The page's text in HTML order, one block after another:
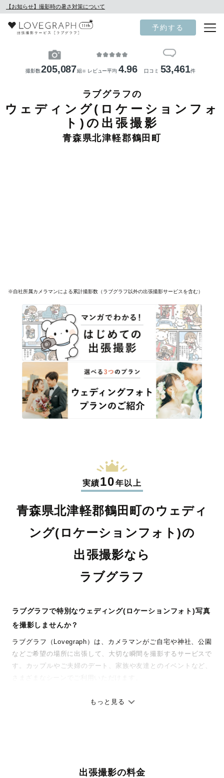
【お知らせ】撮影時の暑さ対策について
予約する
撮影数205,087組 ※ レビュー平均 4.96 口コミ 53,461件
ラブグラフの
ウェディング(ロケーションフォ
ト)の出張撮影
青森県北津軽郡鶴田町
※自社所属カメラマンによる累計撮影数（ラブグラフ以外の出張撮影サービスを含む）
実績10年以上
青森県北津軽郡鶴田町のウェディ
ング(ロケーションフォト)の
出張撮影なら
ラブグラフ
ラブグラフで特別なウェディング(ロケーションフォト)写真
を撮影しませんか？
ラブグラフ（Lovegraph）は、カメラマンがご自宅や神社、公園
などご希望の場所に出張して、大切な瞬間を撮影するサービスで
す。カップルやご夫婦のデート、家族や友達とのイベントなど、
ありのままの空気感を大切に、何十年経っても見返したくなるよ
ィを身につけたプロのカメラマンが全国47都道府県に在籍してい
もっと見る
出張撮影の料金